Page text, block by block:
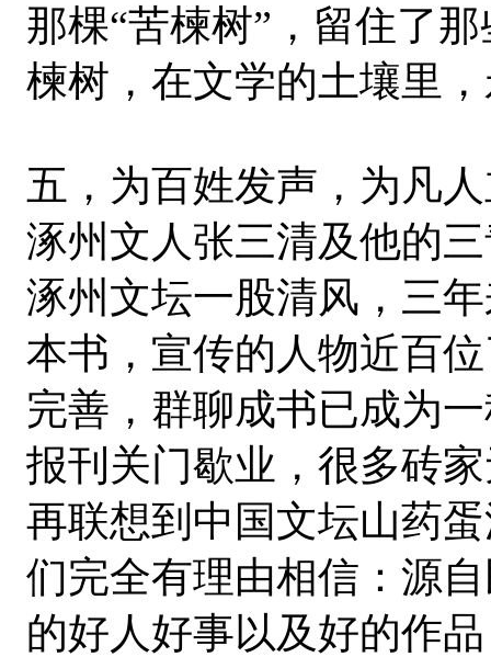
那棵“苦楝树”，留住了
楝树，在文学的土壤里
五，为百姓发声，为凡
涿州文人张三清及他的
涿州文坛一股清风，三
本书，宣传的人物近百
完善，群聊成书已成为
报刊关门歇业，很多砖
再联想到中国文坛山药
们完全有理由相信：源
的好人好事以及好的作